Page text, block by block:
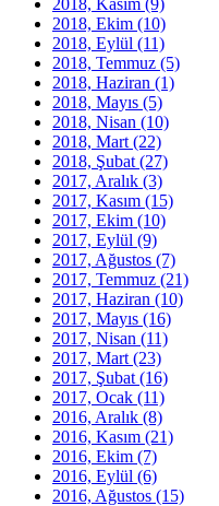
2018, Ekim (10)
2018, Eylül (11)
2018, Temmuz (5)
2018, Haziran (1)
2018, Mayıs (5)
2018, Nisan (10)
2018, Mart (22)
2018, Şubat (27)
2017, Aralık (3)
2017, Kasım (15)
2017, Ekim (10)
2017, Eylül (9)
2017, Ağustos (7)
2017, Temmuz (21)
2017, Haziran (10)
2017, Mayıs (16)
2017, Nisan (11)
2017, Mart (23)
2017, Şubat (16)
2017, Ocak (11)
2016, Aralık (8)
2016, Kasım (21)
2016, Ekim (7)
2016, Eylül (6)
2016, Ağustos (15)